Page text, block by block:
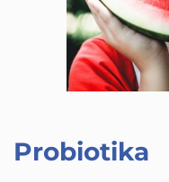
Probiotika